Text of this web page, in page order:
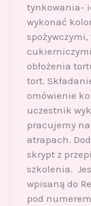
tynkowania-
wykonać
obłożenia
tort.
omówienie
uczestnik
pracujemy
atrapach.
skrypt z
szkolenia.
wpisaną do
pod